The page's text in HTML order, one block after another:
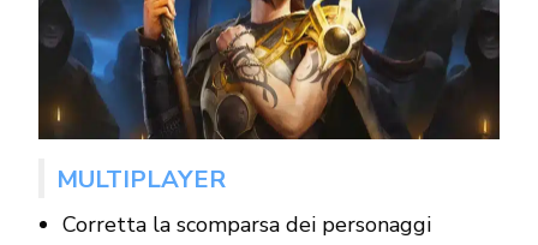
MULTIPLAYER
Corretta la scomparsa dei personaggi